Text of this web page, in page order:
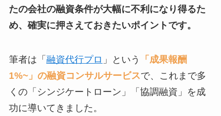
たの会社の融資条件が大幅に不利になり得るた
め、確実に押さえておきたいポイントです。
筆者は「 融資代行プロ 」という
「成果報酬
1%~」の融資コンサルサービスで、これまで多
くの「シンジケートローン」「協調融資」を成
功に導いてきました。